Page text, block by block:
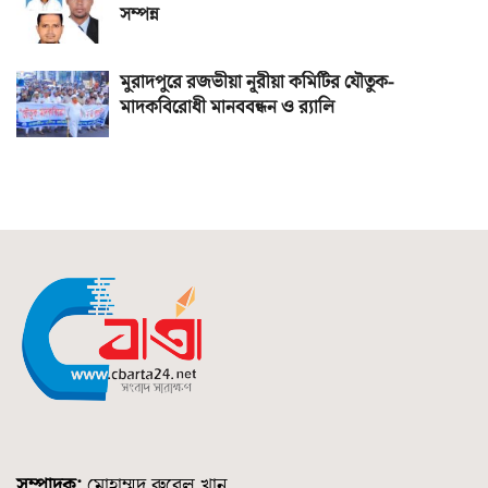
সম্পন্ন
মুরাদপুরে রজভীয়া নূরীয়া কমিটির যৌতুক-
মাদকবিরোধী মানববন্ধন ও র‌্যালি